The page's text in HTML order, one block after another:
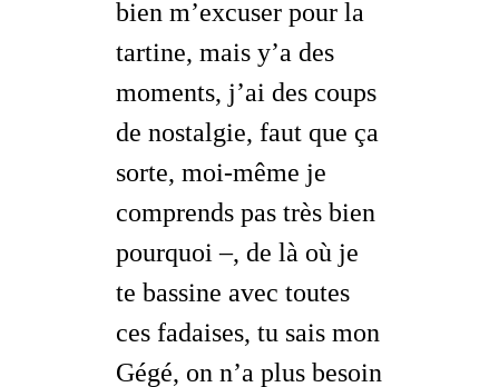
bien m’excuser pour la
tartine, mais y’a des
moments, j’ai des coups
de nostalgie, faut que ça
sorte, moi-même je
comprends pas très bien
pourquoi –, de là où je
te bassine avec toutes
ces fadaises, tu sais mon
Gégé, on n’a plus besoin